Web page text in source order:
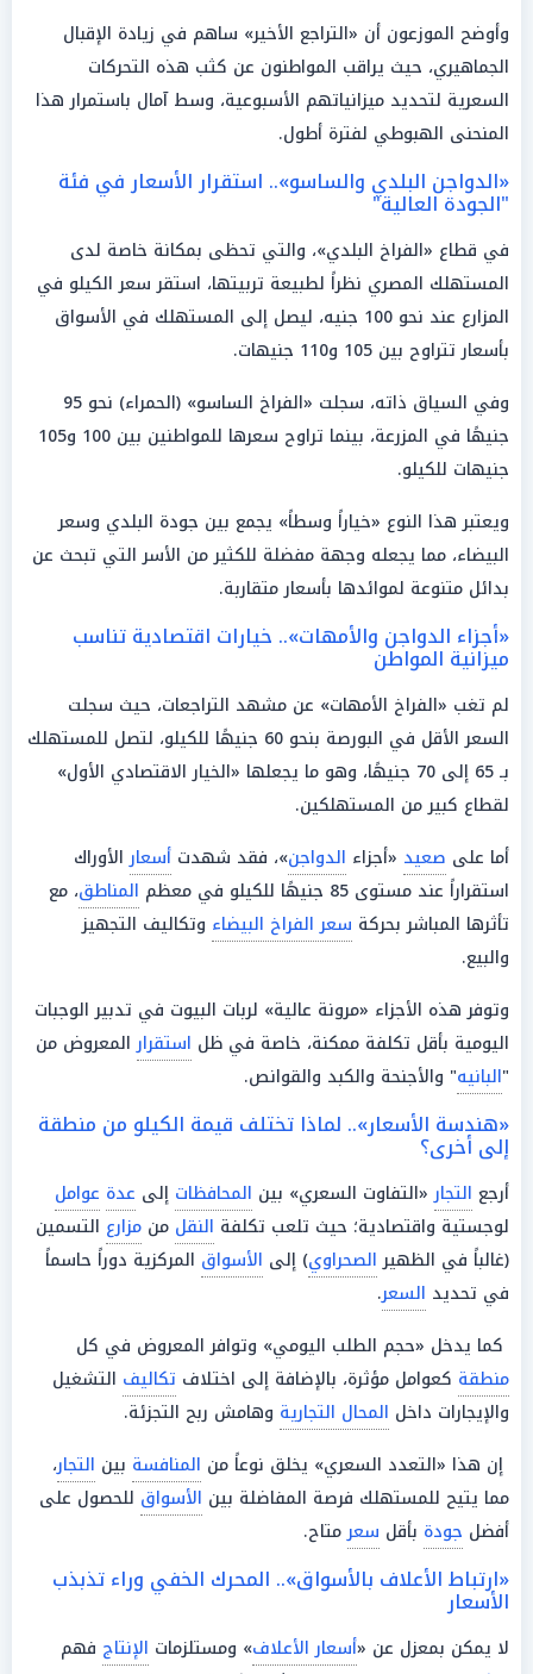
وأوضح الموزعون أن «التراجع الأخير» ساهم في زيادة الإقبال
الجماهيري، حيث يراقب المواطنون عن كثب هذه التحركات
السعرية لتحديد ميزانياتهم الأسبوعية، وسط آمال باستمرار هذا
المنحنى الهبوطي لفترة أطول.
«الدواجن البلدي والساسو».. استقرار الأسعار في فئة
"الجودة العالية"
في قطاع «الفراخ البلدي»، والتي تحظى بمكانة خاصة لدى
المستهلك المصري نظراً لطبيعة تربيتها، استقر سعر الكيلو في
المزارع عند نحو 100 جنيه، ليصل إلى المستهلك في الأسواق
بأسعار تتراوح بين 105 و110 جنيهات.
وفي السياق ذاته، سجلت «الفراخ الساسو» (الحمراء) نحو 95
جنيهًا في المزرعة، بينما تراوح سعرها للمواطنين بين 100 و105
جنيهات للكيلو.
ويعتبر هذا النوع «خياراً وسطاً» يجمع بين جودة البلدي وسعر
البيضاء، مما يجعله وجهة مفضلة للكثير من الأسر التي تبحث عن
بدائل متنوعة لموائدها بأسعار متقاربة.
«أجزاء الدواجن والأمهات».. خيارات اقتصادية تناسب
ميزانية المواطن
لم تغب «الفراخ الأمهات» عن مشهد التراجعات، حيث سجلت
السعر الأقل في البورصة بنحو 60 جنيهًا للكيلو، لتصل للمستهلك
بـ 65 إلى 70 جنيهًا، وهو ما يجعلها «الخيار الاقتصادي الأول»
لقطاع كبير من المستهلكين.
أما على صعيد «أجزاء الدواجن»، فقد شهدت أسعارالأوراك
استقراراً عند مستوى 85 جنيهًا للكيلو في معظم
المناطق، مع
تأثرها المباشر بحركة سعر الفراخ البيضاء وتكاليف التجهيز
والبيع.
وتوفر هذه الأجزاء «مرونة عالية» لربات البيوت في تدبير الوجبات
اليومية بأقل تكلفة ممكنة، خاصة في ظل استقرارالمعروض من
"البانيه" والأجنحة والكبد والقوانص.
«هندسة الأسعار».. لماذا تختلف قيمة الكيلو من منطقة
إلى أخرى؟
أرجع التجار«التفاوت السعري» بين المحافظات إلى عدة عوامل
لوجستية واقتصادية؛ حيث تلعب تكلفة النقل من مزارع التسمين
(غالباً في الظهيرالصحراوي) إلى الأسواق المركزية دوراً حاسماً
في تحديد السعر.
كما يدخل «حجم الطلب اليومي» وتوافر المعروض في كل
منطقة كعوامل مؤثرة، بالإضافة إلى اختلاف تكاليف التشغيل
والإيجارات داخل المحال التجارية وهامش ربح التجزئة.
إن هذا «التعدد السعري» يخلق نوعاً من المنافسة بين التجار،
مما يتيح للمستهلك فرصة المفاضلة بين الأسواق للحصول على
أفضل جودة بأقل سعرمتاح.
«ارتباط الأعلاف بالأسواق».. المحرك الخفي وراء تذبذب
الأسعار
لا يمكن بمعزل عن «أسعار الأعلاف» ومستلزمات الإنتاج فهم